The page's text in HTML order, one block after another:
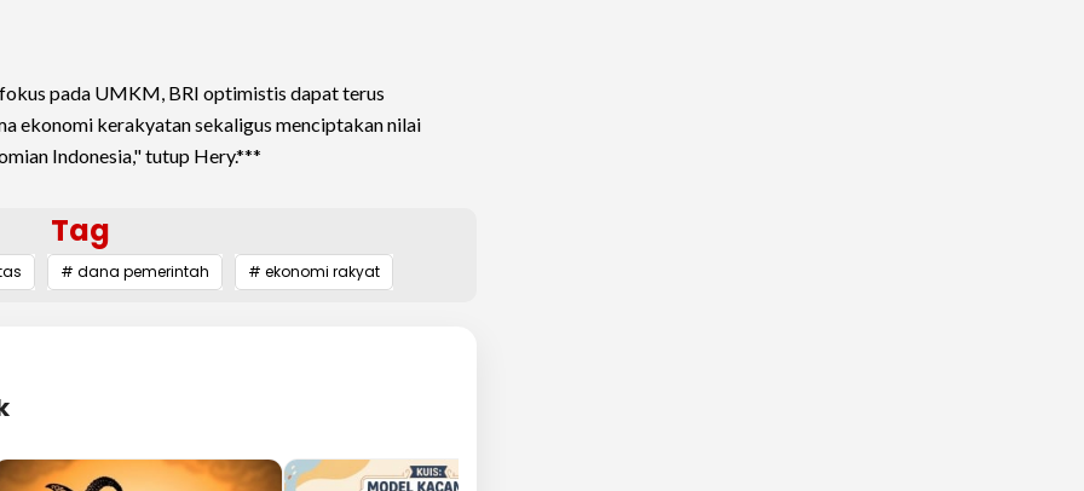
pada UMKM, BRI optimistis dapat terus
ekonomi kerakyatan sekaligus menciptakan nilai
Indonesia," tutup Hery.***
Tag
# dana pemerintah # ekonomi rakyat